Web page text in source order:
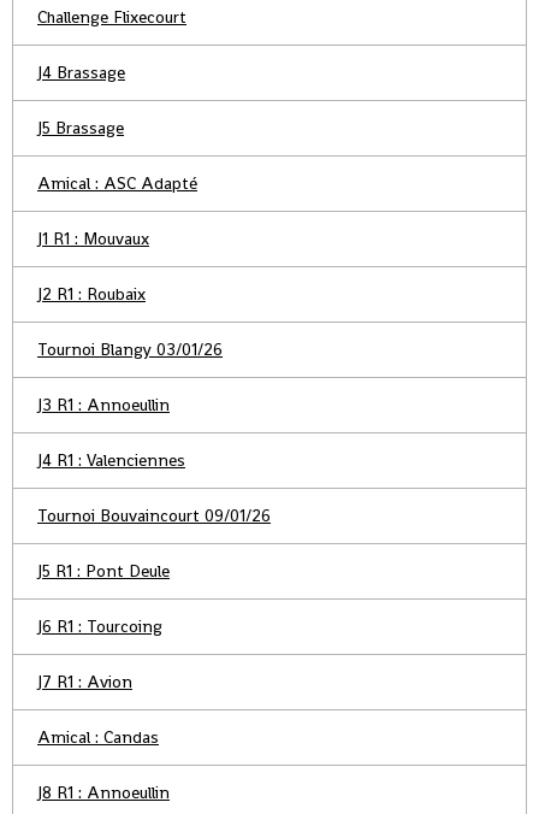
Challenge Flixecourt
J4 Brassage
J5 Brassage
Amical : ASC Adapté
J1 R1 : Mouvaux
J2 R1 : Roubaix
Tournoi Blangy 03/01/26
J3 R1 : Annoeullin
J4 R1 : Valenciennes
Tournoi Bouvaincourt 09/01/26
J5 R1 : Pont Deule
J6 R1 : Tourcoing
J7 R1 : Avion
Amical : Candas
J8 R1 : Annoeullin